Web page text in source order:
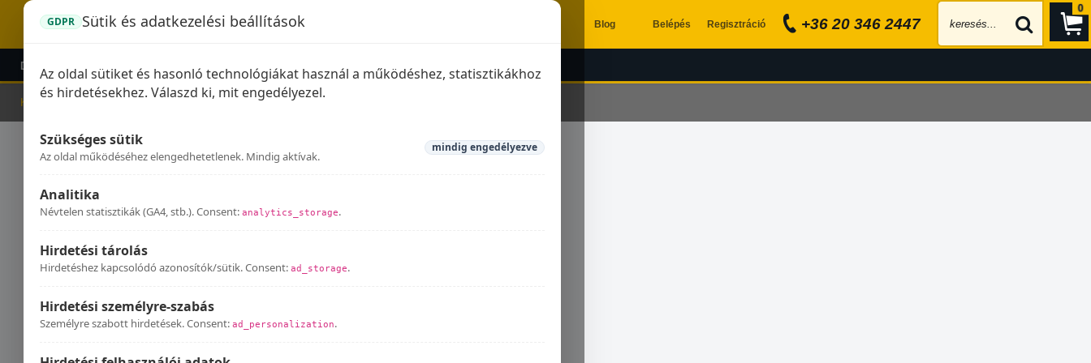
GDPR Sütik és adatkezelési beállítások
Az oldal sütiket és hasonló technológiákat használ a működéshez, statisztikákhoz
és hirdetésekhez. Válaszd ki, mit engedélyezel.
Szükséges sütik
Az oldal működéséhez elengedhetetlenek. Mindig aktívak.
mindig engedélyezve
Analitika
Névtelen statisztikák (GA4, stb.). Consent: analytics_storage.
Hirdetési tárolás
Hirdetéshez kapcsolódó azonosítók/sütik. Consent: ad_storage.
Hirdetési személyre-szabás
Személyre szabott hirdetések. Consent: ad_personalization.
Blog Belépés Regisztráció +36 20 346 2447
0
DOMINATOR KIPUFOGÓK GPR KIPUFOGÓK KIEGÉSZÍTŐK KIPUFOGÓK
Kezdőlap
Brixton